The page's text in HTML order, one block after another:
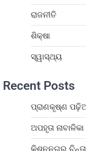
ରାଜନୀତି
ଶିକ୍ଷା
ସ୍ୱାସ୍ଥ୍ୟ
Recent Posts
ପ୍ରାଣକୃଷ୍ଣ
ଅପହୃତା
କିଶନନଗର